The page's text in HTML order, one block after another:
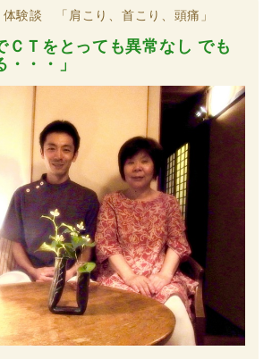
験談 「肩こり、首こり、頭痛」
ＣＴをとっても異常なし でも
・・」